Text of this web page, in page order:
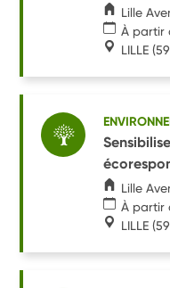
Lille
À partir
LILLE
Lille
À partir
LILLE